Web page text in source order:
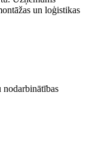
un loģistikas
nodarbinātības